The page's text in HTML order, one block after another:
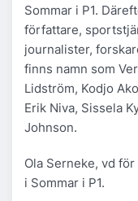
Sommar i P1.
författare,
journalister,
finns namn som
Lidström, Kodjo
Erik Niva, Sissela
Johnson.
Ola Serneke, vd
i Sommar i P1.